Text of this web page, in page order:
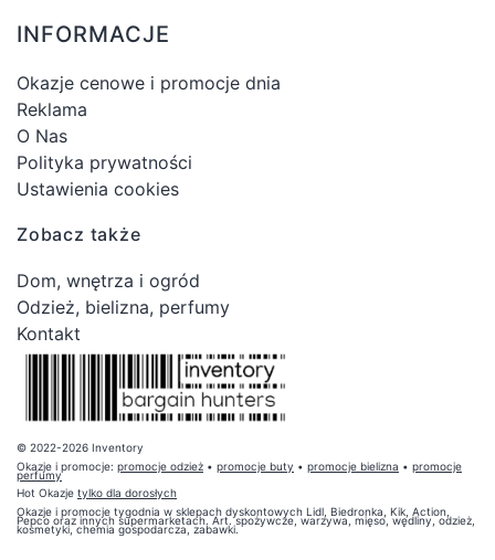
INFORMACJE
Okazje cenowe i promocje dnia
Reklama
O Nas
Polityka prywatności
Ustawienia cookies
Zobacz także
Dom, wnętrza i ogród
Odzież, bielizna, perfumy
Kontakt
© 2022-2026 Inventory
Okazje i promocje: promocje odzież • promocje buty • promocje bielizna • promocje
perfumy
Hot Okazje tylko dla dorosłych
Okazje i promocje tygodnia w sklepach dyskontowych Lidl, Biedronka, Kik, Action,
Pepco oraz innych supermarketach. Art. spożywcze, warzywa, mięso, wędliny, odzież,
kosmetyki, chemia gospodarcza, zabawki.